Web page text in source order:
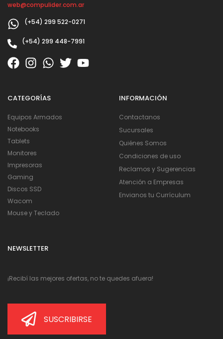
web@compulider.com.ar
(+54) 299 522-0271
(+54) 299 448-7991
CATEGORÍAS
Equipos Armados
Notebooks
Tablets
Monitores
Impresoras
Gaming
Discos SSD
Wacom
Mouse y Teclado
INFORMACIÓN
Contactanos
Sucursales
Quiénes Somos
Condiciones de uso
Reclamos y Sugerencias
Atención a Empresas
Envianos tu Currículum
NEWSLETTER
¡Recibí las mejores ofertas, no te quedes afuera!
SUSCRIBIRSE